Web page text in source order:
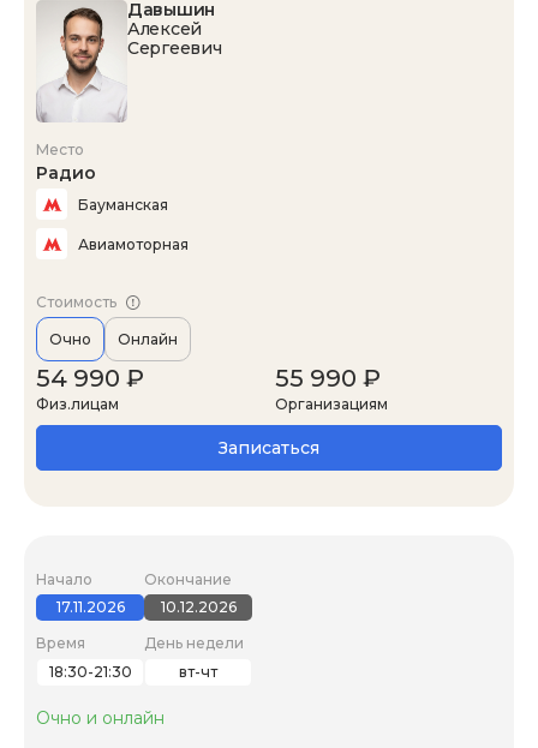
Давышин
Алексей
Сергеевич
Место
Радио
Бауманская
Авиамоторная
Стоимость
Очно Онлайн
54 990 ₽
Физ.лицам
55 990 ₽
Организациям
Записаться
Начало
17.11.2026
Окончание
10.12.2026
Время
18:30-21:30
День недели
вт-чт
Очно и онлайн